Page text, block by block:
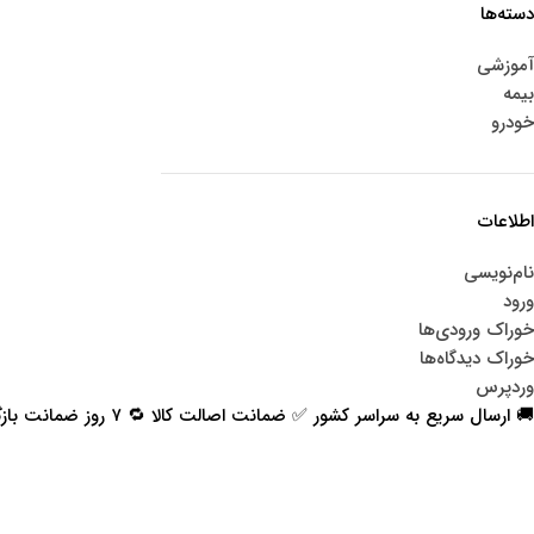
دسته‌ها
آموزشی
بیمه
خودرو
اطلاعات
نام‌نویسی
ورود
خوراک ورودی‌ها
خوراک دیدگاه‌ها
وردپرس
🚚 ارسال سریع به سراسر کشور ✅ ضمانت اصالت کالا 🔁 ۷ روز ضمانت بازگشت 📞 پشتیبانی واقعی